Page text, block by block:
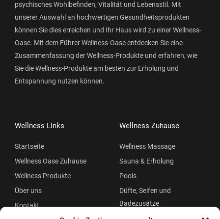
psychisches Wohlbefinden, Vitalität und Lebensstil. Mit
unserer Auswahl an hochwertigen Gesundheitsprodukten
können Sie dies erreichen und Ihr Haus wird zu einer Wellness-
Oase. Mit dem Führer Wellness-Oase entdecken Sie eine
Zusammenfassung der Wellness-Produkte und erfahren, wie
Sie die Wellness-Produkte am besten zur Erholung und
Entspannung nutzen können.
Wellness Links
Startseite
Wellness Oase Zuhause
Wellness Produkte
Über uns
Kontakt
Wellness Zuhause
Wellness Massage
Sauna & Erholung
Pools
Düfte, Seifen und
Badezusätze